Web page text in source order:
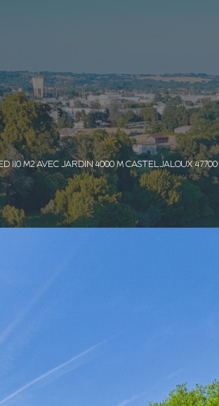
110 M2 AVEC JARDIN 4000 M CASTELJALOUX 47700